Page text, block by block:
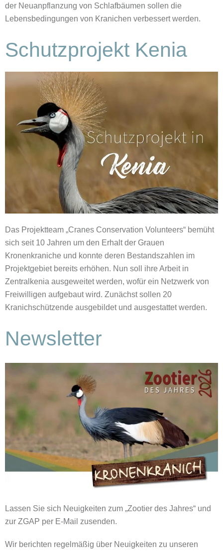
der Neuanpflanzung von Schlafbäumen sollen die
Lebensbedingungen von Kranichen verbessert werden.
Schutzprojekt Kenia
Das Projektteam „Cranes Conservation Volunteers“ bemüht
sich seit 10 Jahren um den Erhalt der Grauen
Kronenkraniche und konnte deren Bestandszahlen im
Projektgebiet bereits erhöhen. Nun soll ihre Arbeit in
Zentralkenia ausgeweitet werden, wofür ein Netzwerk von
Freiwilligen aufgebaut wird. Zunächst sollen 20
Kranichschützende ausgebildet und ausgestattet werden.
Newsletter
Lassen Sie sich Neuigkeiten zum „Zootier des Jahres“ und
zur ZGAP per E-Mail zusenden.
Wir berichten regelmäßig über Neuigkeiten zu unseren